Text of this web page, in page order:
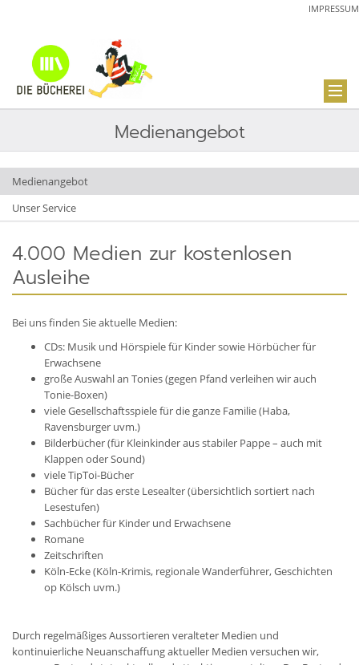
IMPRESSUM
Medienangebot
Medienangebot
Unser Service
4.000 Medien zur kostenlosen
Ausleihe
Bei uns finden Sie aktuelle Medien:
CDs: Musik und Hörspiele für Kinder sowie Hörbücher für
Erwachsene
große Auswahl an Tonies (gegen Pfand verleihen wir auch
Tonie-Boxen)
viele Gesellschaftsspiele für die ganze Familie (Haba,
Ravensburger uvm.)
Bilderbücher (für Kleinkinder aus stabiler Pappe – auch mit
Klappen oder Sound)
viele TipToi-Bücher
Bücher für das erste Lesealter (übersichtlich sortiert nach
Lesestufen)
Sachbücher für Kinder und Erwachsene
Romane
Zeitschriften
Köln-Ecke (Köln-Krimis, regionale Wanderführer, Geschichten
op Kölsch uvm.)
Durch regelmäßiges Aussortieren veralteter Medien und
kontinuierliche Neuanschaffung aktueller Medien versuchen wir,